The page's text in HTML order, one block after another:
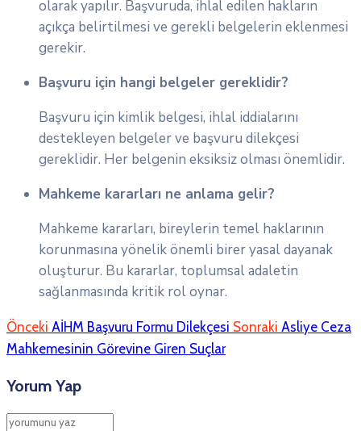
olarak yapılır. Başvuruda, ihlal edilen hakların
açıkça belirtilmesi ve gerekli belgelerin eklenmesi
gerekir.
Başvuru için hangi belgeler gereklidir?
Başvuru için kimlik belgesi, ihlal iddialarını
destekleyen belgeler ve başvuru dilekçesi
gereklidir. Her belgenin eksiksiz olması önemlidir.
Mahkeme kararları ne anlama gelir?
Mahkeme kararları, bireylerin temel haklarının
korunmasına yönelik önemli birer yasal dayanak
oluşturur. Bu kararlar, toplumsal adaletin
sağlanmasında kritik rol oynar.
Önceki AİHM Başvuru Formu Dilekçesi Sonraki Asliye Ceza
Mahkemesinin Görevine Giren Suçlar
Yorum Yap